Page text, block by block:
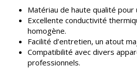
Matériau de haute qualité pour
Excellente conductivité
homogène.
Facilité d’entretien, un atout
Compatibilité avec divers
professionnels.